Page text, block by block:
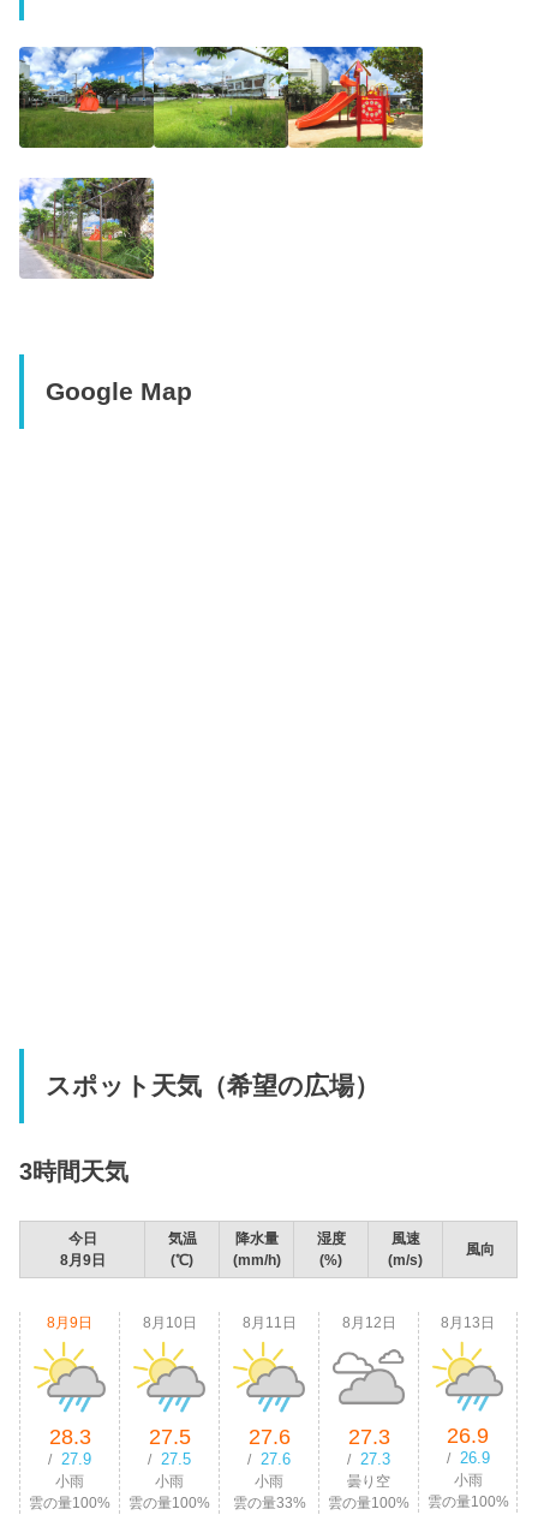
Google Map
スポット天気（希望の広場）
3時間天気
今日
8月9日
気温
(℃)
降水量
(mm/h)
湿度
(%)
風速
(m/s)
風向
8月9日
28.3
/ 27.9
小雨
雲の量100%
8月10日
27.5
/ 27.5
小雨
雲の量100%
8月11日
27.6
/ 27.6
小雨
雲の量33%
8月12日
27.3
/ 27.3
曇り空
雲の量100%
8月13日
26.9
/ 26.9
小雨
雲の量100%